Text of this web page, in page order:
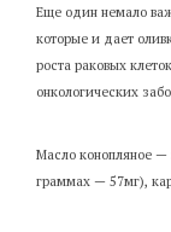
Еще один немало
которые и дает
роста раковых
онкологических
Масло конопляное —
граммах — 57мг),